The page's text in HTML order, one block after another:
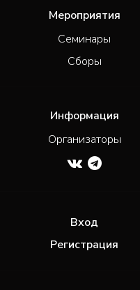
Мероприятия
Семинары
Сборы
Информация
Организаторы
Вход
Регистрация